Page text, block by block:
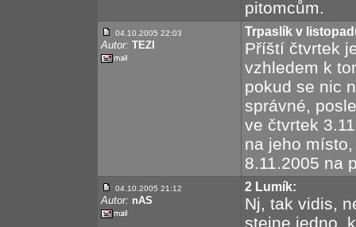
pitomcům.
04.10.2005 22:03
Autor: TEZI
Trpaslík v
Příští čtvrtek
vzhledem k
pokud se nic
správné,
ve čtvrtek
na jeho
8.11.2005 na
04.10.2005 21:12
Autor: nAS
2 Lumík:
Nj, tak vidis,
stejne jedno,